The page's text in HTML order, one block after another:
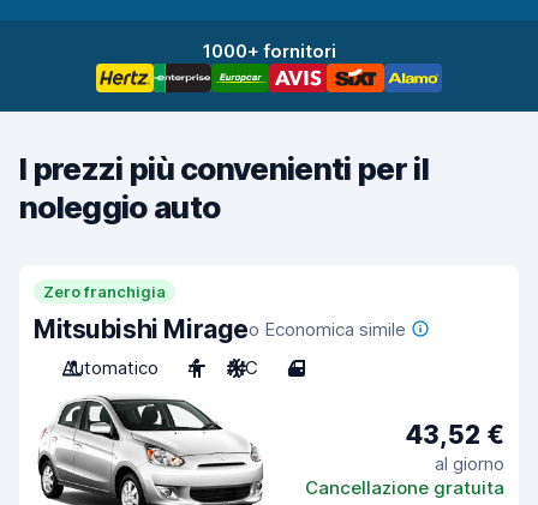
1000+ fornitori
I prezzi più convenienti per il
noleggio auto
Zero franchigia
Mitsubishi Mirageo Economica simile
Automatico
4 A/C 4
43,52 €
al giorno
Cancellazione gratuita